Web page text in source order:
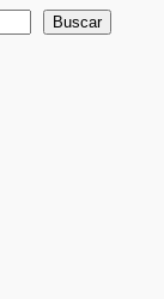
Buscar